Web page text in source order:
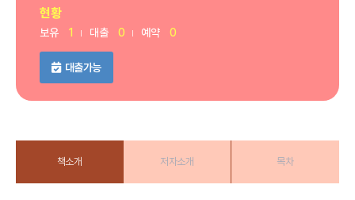
현황
보유 1 대출 0 예약 0
대출가능
책소개 저자소개 목차